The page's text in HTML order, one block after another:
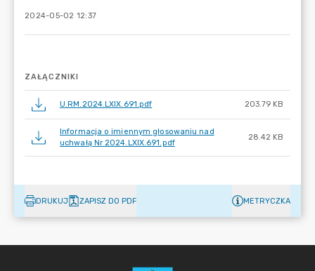
2024-05-02 12:37
ZAŁĄCZNIKI
U.RM.2024.LXIX.691.pdf 203.79 KB
Informacja o imiennym głosowaniu nad
uchwałą Nr 2024.LXIX.691.pdf
28.42 KB
DRUKUJ ZAPISZ DO PDF METRYCZKA